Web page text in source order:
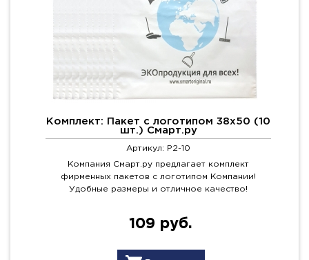
Комплект: Пакет с логотипом 38х50 (10
шт.) Смарт.ру
Артикул: P2-10
Компания Смарт.ру предлагает комплект
фирменных пакетов с логотипом Компании!
Удобные размеры и отличное качество!
109 руб.